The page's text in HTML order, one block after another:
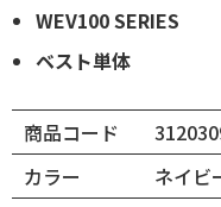
WEV100 SERIES
ベスト単体
商品コード
カラー
ネイビ